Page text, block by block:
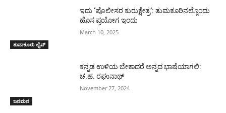
ತುಮಕೂರು ಲೈವ್
ಇದು ‘ಪೊಲೀಸರ ಕುರುಕ್ಷೇತ್ರ’: ತುಮಕೂರಿನಲ್ಲೊಂದು
ಹೊಸ ಪ್ರಯೋಗ ಇಂದು
March 10, 2025
ಜನಮನ
ಕನ್ನಡ ಉಳಿಯ ಬೇಕಾದರೆ ಅನ್ನದ ಭಾಷೆಯಾಗಲಿ:
ಚ.ಹ. ರಘುನಾಥ್
November 27, 2024